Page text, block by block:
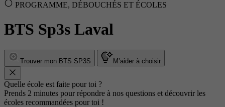
PROGRAMME, DÉBOUCHÉS ET ÉCOLES
BTS Sp3s Laval
Trouver mon BTS SP3S M’aider à choisir
Quelle école est faite pour toi ?
Prends 2 minutes pour répondre à nos questions et découvrir les
écoles recommandées pour toi !